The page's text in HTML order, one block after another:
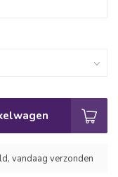
vandaag verzonden